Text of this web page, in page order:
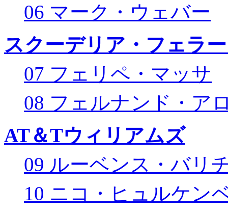
06 マーク・ウェバー
スクーデリア・フェラ
07 フェリペ・マッサ
08 フェルナンド・ア
AT＆Tウィリアムズ
09 ルーベンス・バリ
10 ニコ・ヒュルケン